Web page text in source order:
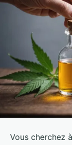
Vous cherchez